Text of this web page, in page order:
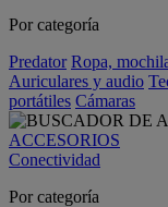
Por categoría
Predator Ropa,
Auriculares y audio
portátiles Cámaras
ACCESORIOS
Conectividad
Por categoría